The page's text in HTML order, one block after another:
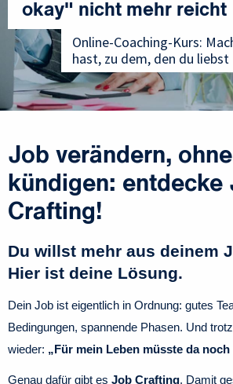
okay" nicht mehr reicht
Online-Coaching-Kurs:
hast, zu dem, den du liebst
Job verändern,
kündigen: entdecke
Crafting!
Du willst mehr aus deinem
Hier ist deine Lösung.
Dein Job ist eigentlich in Ordnung: gutes
Bedingungen, spannende Phasen. Und
wieder: „Für mein Leben müsste da
Genau dafür gibt es Job Crafting. Damit